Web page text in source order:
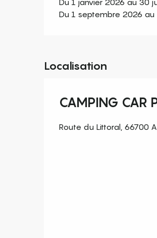
Du 1 septembre 2026
Localisation
CAMPING CAR
Route du Littoral, 66700